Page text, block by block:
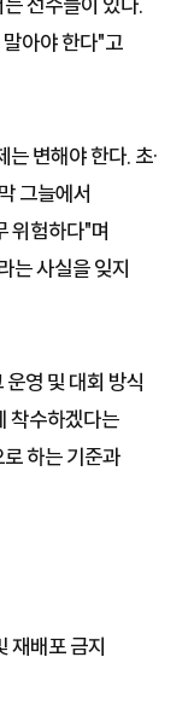
선수들이 있다.
아야 한다"고
변해야 한다. 초·
그늘에서
위험하다"며
는 사실을 잊지
영 및 대회 방식
착수하겠다는
하는 기준과
배포 금지